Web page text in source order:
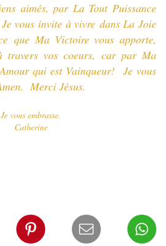
aimés, par La Tout Puissance
vous invite à vivre dans La Joie
que Ma Victoire vous apporte,
travers vos coeurs, car par Ma
qui est Vainqueur! Je vous
Merci Jésus.
Je vous embrasse.
Catherine